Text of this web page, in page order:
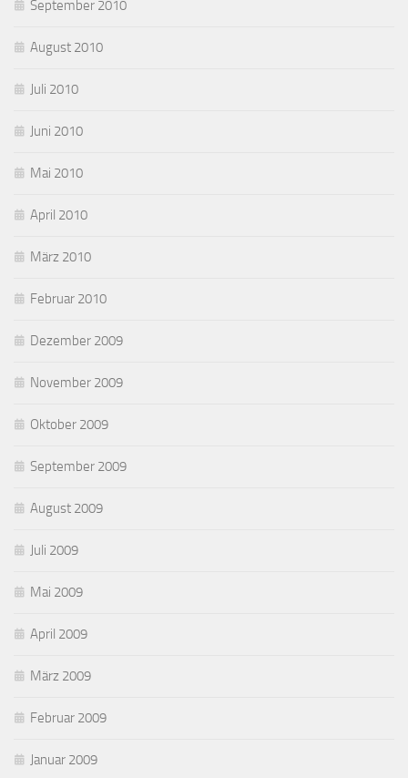
September 2010
August 2010
Juli 2010
Juni 2010
Mai 2010
April 2010
März 2010
Februar 2010
Dezember 2009
November 2009
Oktober 2009
September 2009
August 2009
Juli 2009
Mai 2009
April 2009
März 2009
Februar 2009
Januar 2009